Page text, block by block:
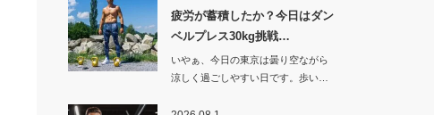
疲労が蓄積したか？今日はダン
ベルプレス30kg挑戦…
いやぁ、今日の東京は曇り空ながら
涼しく過ごしやすい日です。歩い…